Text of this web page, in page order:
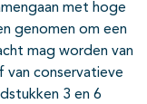
met hoge
genomen om een
mag worden van
van conservatieve
3 en 6